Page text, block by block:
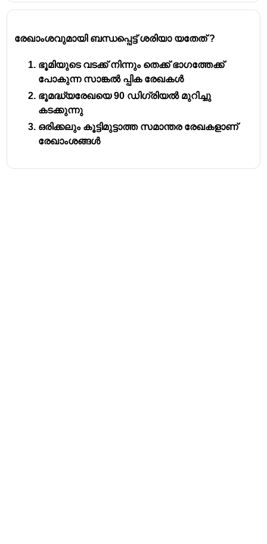
However, a globally average radius
used for general calculations and is estimated to be
6,371 km. This value is a good approximation that
takes into account the Earth's non-uniform shape.
രേഖാംശവുമായി ബന്ധപ്പെട്ട് ശരിയാ യതേത് ?
ഭൂമിയുടെ വടക്ക് നിന്നും തെക്ക് ഭാഗത്തേക്ക്
പോകുന്ന സാങ്കൽ പ്പിക രേഖകൾ
ഭൂമദ്ധ്യരേഖയെ 90 ഡിഗ്രിയൽ മുറിച്ചു
കടക്കുന്നു
ഒരിക്കലും കൂട്ടിമുട്ടാത്ത സമാന്തര രേഖകളാണ്
രേഖാംശങ്ങൾ